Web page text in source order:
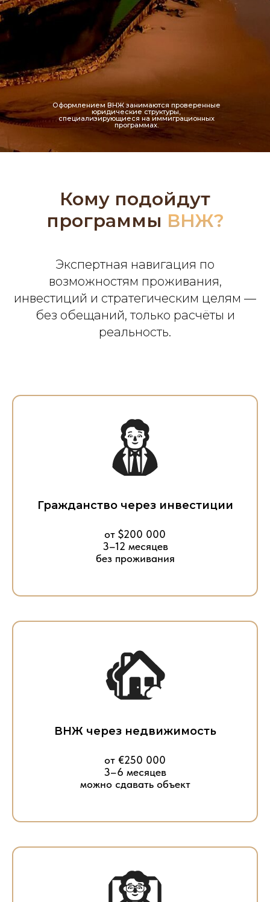
Оформлением ВНЖ занимаются проверенные
юридические структуры,
специализирующиеся на иммиграционных
программах.
Кому подойдут
программы ВНЖ?
Экспертная навигация по
возможностям проживания,
инвестиций и стратегическим целям —
без обещаний, только расчёты и
реальность.
Гражданство через инвестиции
от $200 000
3–12 месяцев
без проживания
ВНЖ через недвижимость
от €250 000
3–6 месяцев
можно сдавать объект